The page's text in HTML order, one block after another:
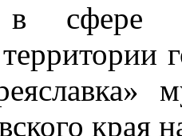
в сфере
края